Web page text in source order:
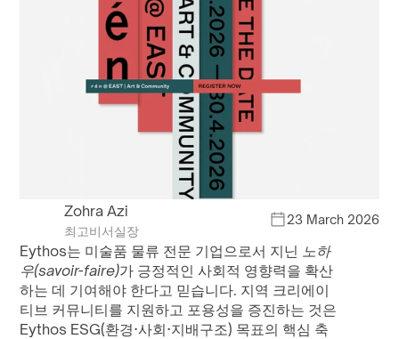
Zohra Azi
최고비서실장
23 March 2026
Eythos는 미술품 물류 전문 기업으로서 지닌 노하
우(savoir-faire)가 긍정적인 사회적 영향력을 확산
하는 데 기여해야 한다고 믿습니다. 지역 크리에이
티브 커뮤니티를 지원하고 포용성을 증진하는 것은
Eythos ESG(환경·사회·지배구조) 목표의 핵심 축